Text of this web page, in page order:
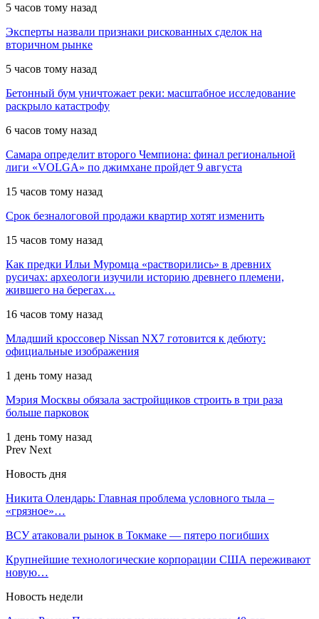
5 часов тому назад
Эксперты назвали признаки рискованных сделок на
вторичном рынке
5 часов тому назад
Бетонный бум уничтожает реки: масштабное исследование
раскрыло катастрофу
6 часов тому назад
Самара определит второго Чемпиона: финал региональной
лиги «VOLGA» по джимхане пройдет 9 августа
15 часов тому назад
Срок безналоговой продажи квартир хотят изменить
15 часов тому назад
Как предки Ильи Муромца «растворились» в древних
русичах: археологи изучили историю древнего племени,
жившего на берегах…
16 часов тому назад
Младший кроссовер Nissan NX7 готовится к дебюту:
официальные изображения
1 день тому назад
Мэрия Москвы обязала застройщиков строить в три раза
больше парковок
1 день тому назад
Prev Next
Новость дня
Никита Олендарь: Главная проблема условного тыла –
«грязное»…
ВСУ атаковали рынок в Токмаке — пятеро погибших
Крупнейшие технологические корпорации США переживают
новую…
Новость недели